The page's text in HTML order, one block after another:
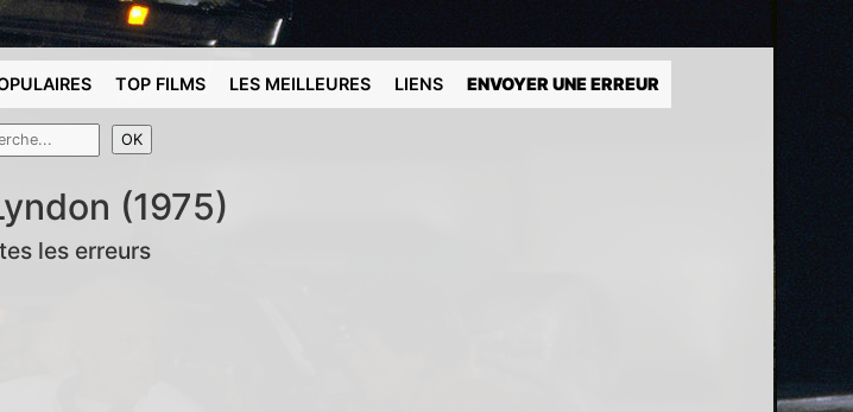
TOP FILMS LES MEILLEURES LIENS ENVOYER UNE ERREUR
(1975)
les erreurs